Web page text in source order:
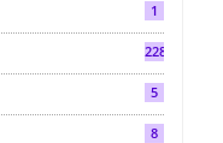
1
2286
5
8